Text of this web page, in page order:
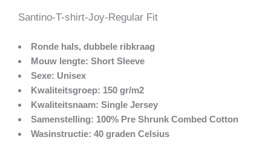
Santino-T-shirt-Joy-Regular Fit
Ronde hals, dubbele ribkraag
Mouw lengte: Short Sleeve
Sexe: Unisex
Kwaliteitsgroep: 150 gr/m2
Kwaliteitsnaam: Single Jersey
Samenstelling: 100% Pre Shrunk Combed Cotton
Wasinstructie: 40 graden Celsius